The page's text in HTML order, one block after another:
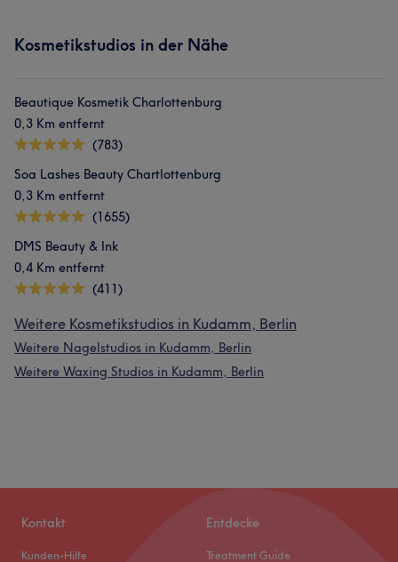
Kosmetikstudios in der Nähe
Beautique Kosmetik Charlottenburg
0,3 Km entfernt
(783)
Soa Lashes Beauty Chartlottenburg
0,3 Km entfernt
(1655)
DMS Beauty & Ink
0,4 Km entfernt
(411)
Weitere Kosmetikstudios in Kudamm, Berlin
Weitere Nagelstudios in Kudamm, Berlin
Weitere Waxing Studios in Kudamm, Berlin
Kontakt
Kunden-Hilfe
Entdecke
Treatment Guide